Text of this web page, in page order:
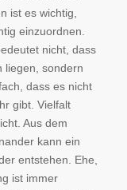
ist es wichtig,
einzuordnen.
nicht, dass
liegen, sondern
dass es nicht
gibt. Vielfalt
Aus dem
kann ein
entstehen. Ehe,
ist immer